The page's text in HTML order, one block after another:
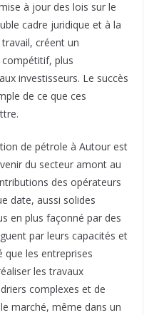
à jour des lois sur le
cadre juridique et à la
créent un
plus
investisseurs. Le succès
de ce que ces
de pétrole à Autour est
du secteur amont au
des opérateurs
date, aussi solides
en plus façonné par des
par leurs capacités et
que les entreprises
les travaux
complexes et de
marché, même dans un